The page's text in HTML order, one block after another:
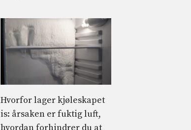
Hvorfor lager kjøleskapet
is: årsaken er fuktig luft,
hvordan forhindrer du at